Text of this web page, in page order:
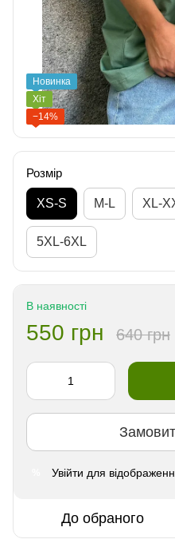
Новинка
Хіт
−14%
Розмір
XS-S M-L XL-
5XL-6XL
В наявності
550 грн 640 грн
Увійти для
До обраного